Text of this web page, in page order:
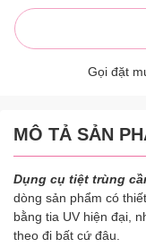
Gọi đặt
MÔ TẢ SẢN
Dụng cụ tiệt trùng
dòng sản phẩm có
bằng tia UV hiện đại,
theo đi bất cứ đâu.